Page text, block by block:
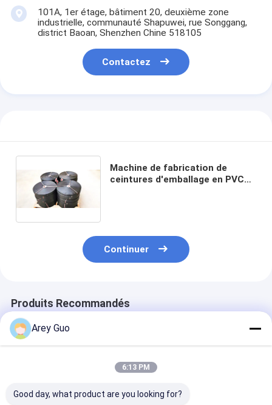
101A, 1er étage, bâtiment 20, deuxième zone
industrielle, communauté Shapuwei, rue Songgang,
district Baoan, Shenzhen Chine 518105
Contactez
Machine de fabrication de
ceintures d'emballage en PVC
Continuer
Produits Recommandés
Arey Guo
6:13 PM
Good day, what product are you looking for?